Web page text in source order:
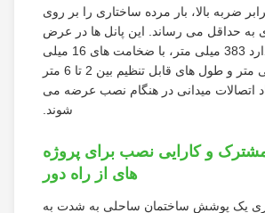
بالا، بار مرده ساختاری را بر روی
می رساند. این پانل ها در عرض
های موثر استاندارد 383 میلی متر، با ضخامت های 16 میلی
متر یا 20 میلی متر و طول های قابل تنظیم بین 2 تا 6 متر
میدانی در هنگام نصب عرضه می
شوند.
و کارایی نصب برای پروژه
های از راه دور
پوشش ساختمان ساحلی به شدت به